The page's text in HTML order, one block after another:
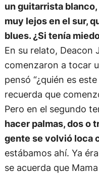
un guitarrista
muy lejos en el sur,
blues. ¿Si tenía
En su relato, Deacon
comenzaron a tocar
pensó “¿quién es
recuerda que
Pero en el segundo
hacer palmas, dos o
gente se volvió loca
estábamos ahí. Ya
se acuerda que